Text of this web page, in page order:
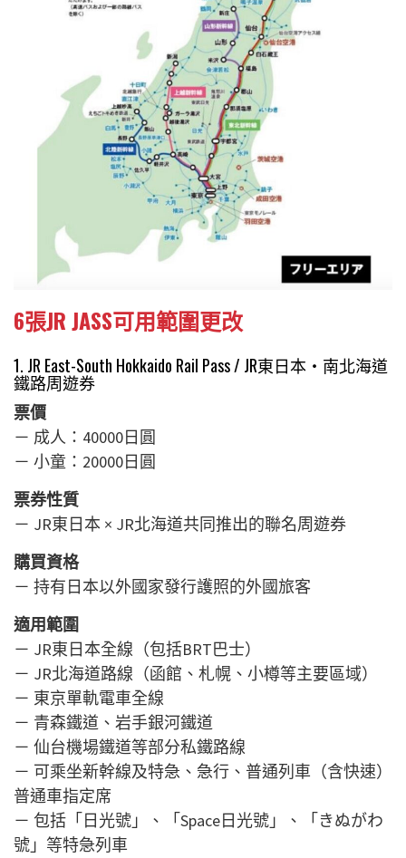
6張JR JASS可用範圍更改
1. JR East-South Hokkaido Rail Pass / JR東日本・南北海道
鐵路周遊券
票價
－ 成人：40000日圓
－ 小童：20000日圓
票券性質
－ JR東日本 × JR北海道共同推出的聯名周遊券
購買資格
－ 持有日本以外國家發行護照的外國旅客
適用範圍
－ JR東日本全線（包括BRT巴士）
－ JR北海道路線（函館、札幌、小樽等主要區域）
－ 東京單軌電車全線
－ 青森鐵道、岩手銀河鐵道
－ 仙台機場鐵道等部分私鐵路線
－ 可乘坐新幹線及特急、急行、普通列車（含快速）
普通車指定席
－ 包括「日光號」、「Space日光號」、「きぬがわ
號」等特急列車